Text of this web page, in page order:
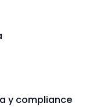
y compliance